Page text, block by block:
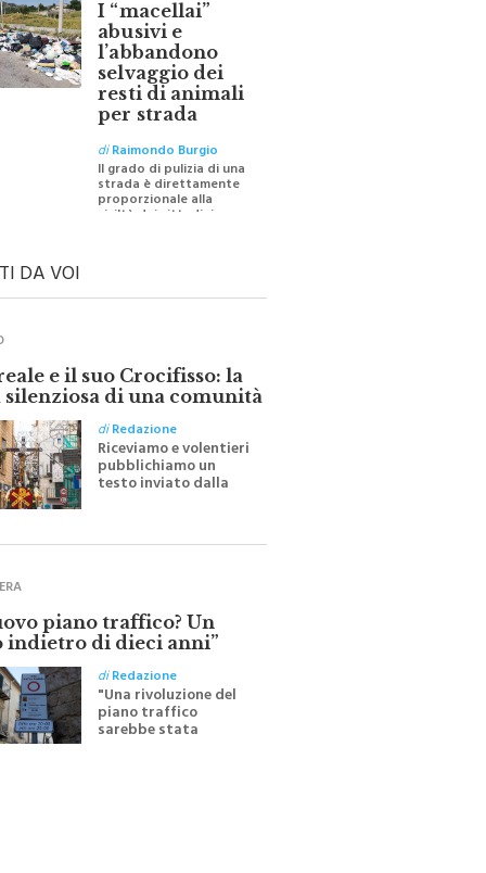
abusivi e
l’abbandono
selvaggio dei
resti di animali
per strada
diRaimondo Burgio
Il grado di pulizia di una
strada è direttamente
proporzionale alla
civiltà dei cittadini
DA VOI
e il suo Crocifisso: la
di una comunità
diRedazione
Riceviamo e volentieri
pubblichiamo un
testo inviato dalla
scrittrice monrealese
Festa del Santissimo
piano traffico? Un
indietro di dieci anni”
diRedazione
"Una rivoluzione del
piano traffico
sarebbe stata
efficace se preceduta